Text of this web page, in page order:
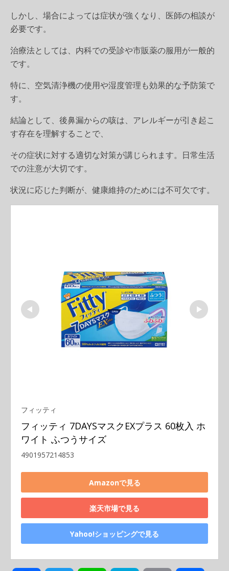
しかし、場合によっては症状が強くなり、医師の相談が
必要です。
治療法としては、内科での受診や市販薬の服用が一般的
です。
特に、空気清浄機の使用や湿度管理も効果的な予防策で
す。
結論として、後鼻漏からの咳は、アレルギーが引き起こ
す存在を理解することで、
その症状に対する適切な対策が講じられます。日常生活
での注意が大切です。
状況に応じた判断が、健康維持のためには不可欠です。
フィッティ
フィッティ 7DAYSマスクEXプラス 60枚入 ホ
ワイト ふつうサイズ
4901957214853
Amazonで見る
楽天市場で見る
Yahoo!ショッピングで見る